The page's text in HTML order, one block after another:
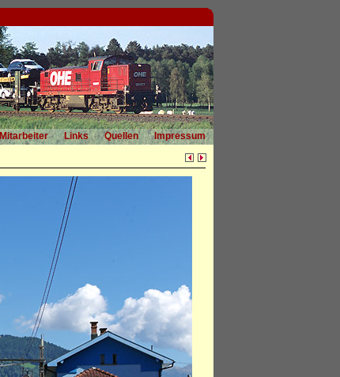
Mitarbeiter Links Quellen
Impressum